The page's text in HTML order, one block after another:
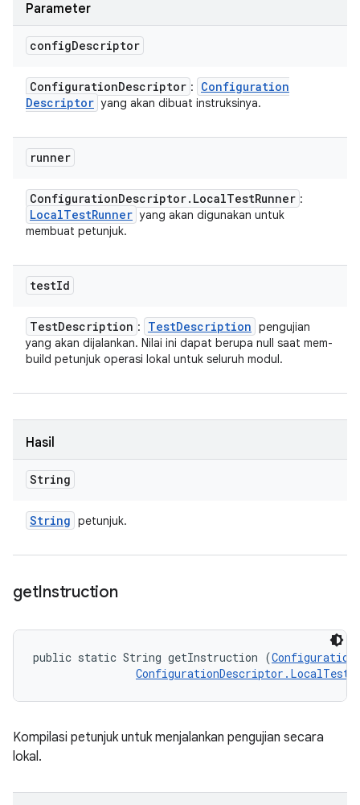
Parameter
configDescriptor
ConfigurationDescriptor :
Configuration
Descriptor yang akan dibuat instruksinya.
runner
ConfigurationDescriptor. LocalTestRunner :
LocalTestRunner yang akan digunakan untuk
membuat petunjuk.
testId
TestDescription : TestDescription pengujian
yang akan dijalankan. Nilai ini dapat berupa null saat mem-
build petunjuk operasi lokal untuk seluruh modul.
Hasil
String
String petunjuk.
getInstruction
public static String getInstruction (
Kompilasi petunjuk untuk menjalankan pengujian secara
lokal.